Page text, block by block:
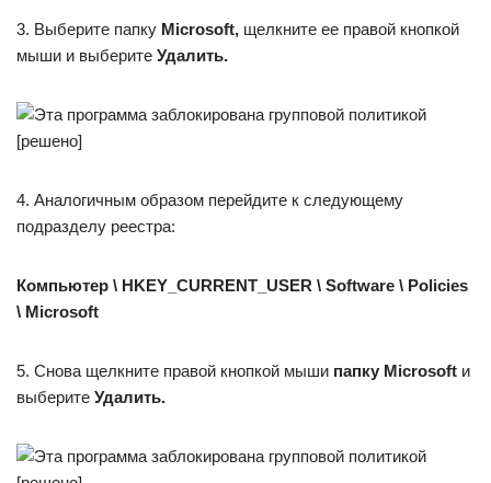
3. Выберите папку Microsoft, щелкните ее правой кнопкой
мыши и выберите Удалить.
4. Аналогичным образом перейдите к следующему
подразделу реестра:
Компьютер \ HKEY_CURRENT_USER \ Software \ Policies
\ Microsoft
5. Снова щелкните правой кнопкой мыши папку Microsoft и
выберите Удалить.